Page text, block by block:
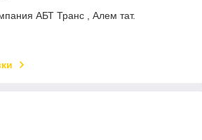
АБТ Транс , Алем тат.